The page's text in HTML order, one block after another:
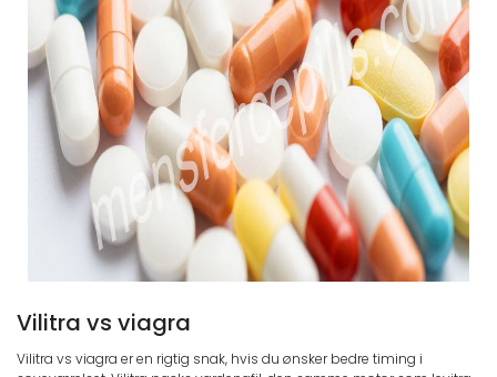
Vilitra vs viagra
Vilitra vs viagra er en rigtig snak, hvis du ønsker bedre timing i